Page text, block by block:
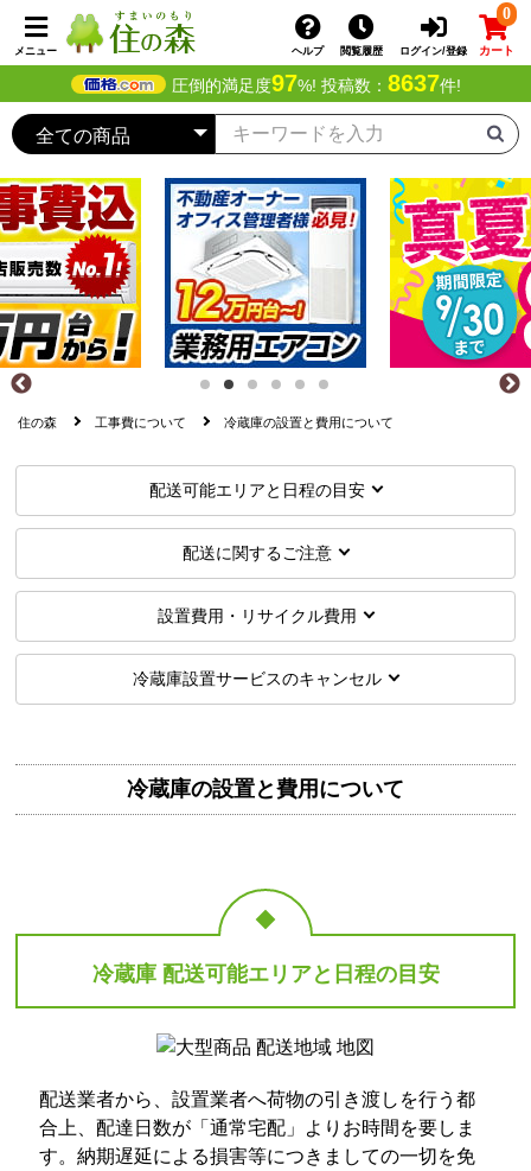
メニュー ヘルプ 閲覧履歴 ログイン/登録
0
カート
圧倒的満足度97%! 投稿数： 8637件!
住の森 工事費について 冷蔵庫の設置と費用について
配送可能エリアと日程の目安
配送に関するご注意
設置費用・リサイクル費用
冷蔵庫設置サービスのキャンセル
冷蔵庫の設置と費用について
冷蔵庫 配送可能エリアと日程の目安
配送業者から、設置業者へ荷物の引き渡しを行う都
合上、配達日数が「通常宅配」よりお時間を要しま
す。納期遅延による損害等につきましての一切を免